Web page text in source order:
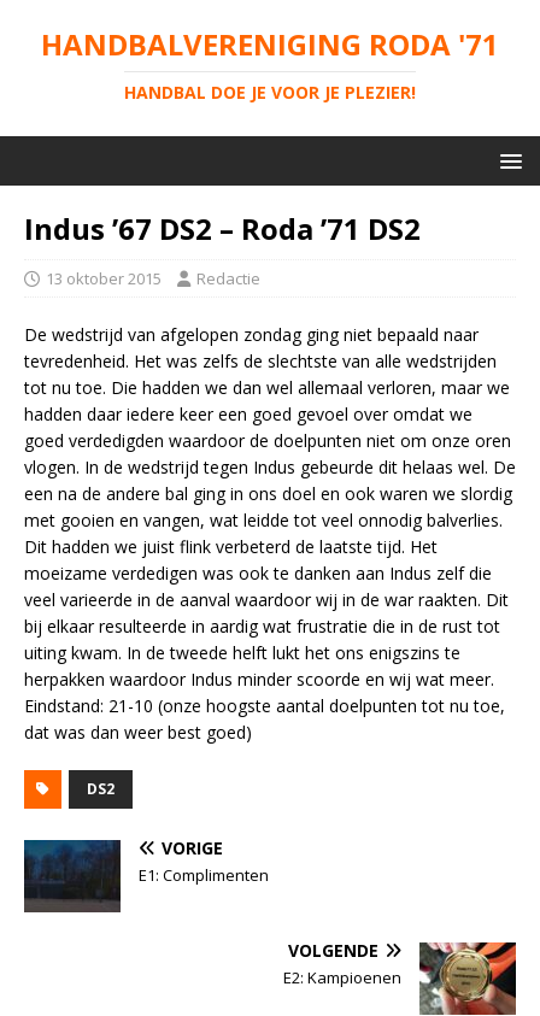
HANDBALVERENIGING RODA '71
HANDBAL DOE JE VOOR JE PLEZIER!
Indus ’67 DS2 – Roda ’71 DS2
13 oktober 2015 Redactie
De wedstrijd van afgelopen zondag ging niet bepaald naar
tevredenheid. Het was zelfs de slechtste van alle wedstrijden
tot nu toe. Die hadden we dan wel allemaal verloren, maar we
hadden daar iedere keer een goed gevoel over omdat we
goed verdedigden waardoor de doelpunten niet om onze oren
vlogen. In de wedstrijd tegen Indus gebeurde dit helaas wel. De
een na de andere bal ging in ons doel en ook waren we slordig
met gooien en vangen, wat leidde tot veel onnodig balverlies.
Dit hadden we juist flink verbeterd de laatste tijd. Het
moeizame verdedigen was ook te danken aan Indus zelf die
veel varieerde in de aanval waardoor wij in de war raakten. Dit
bij elkaar resulteerde in aardig wat frustratie die in de rust tot
uiting kwam. In de tweede helft lukt het ons enigszins te
herpakken waardoor Indus minder scoorde en wij wat meer.
Eindstand: 21-10 (onze hoogste aantal doelpunten tot nu toe,
dat was dan weer best goed)
DS2
VORIGE
E1: Complimenten
VOLGENDE
E2: Kampioenen